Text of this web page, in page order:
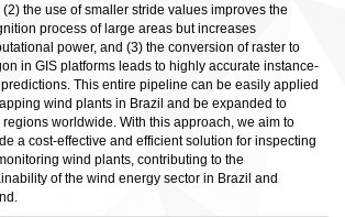
(2) the use of smaller stride values improves the
process of large areas but increases
power, and (3) the conversion of raster to
in GIS platforms leads to highly accurate instance-
predictions. This entire pipeline can be easily applied
wind plants in Brazil and be expanded to
regions worldwide. With this approach, we aim to
a cost-effective and efficient solution for inspecting
wind plants, contributing to the
of the wind energy sector in Brazil and